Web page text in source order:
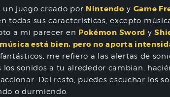
un juego creado por Nintendo y Game
todas sus características, excepto
a mi parecer en Pokémon Sword y
está bien, pero no aporta
me refiero a las alertas de
sonidos a tu alrededor cambian,
Del resto, puedes escuchar los
o durmiendo.